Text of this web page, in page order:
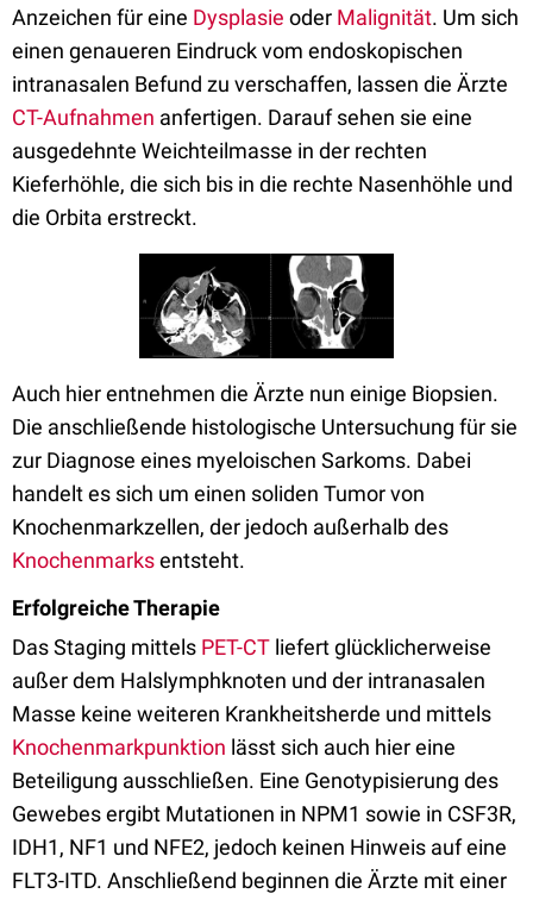
Anzeichen für eine Dysplasie oder Malignität. Um sich
einen genaueren Eindruck vom endoskopischen
intranasalen Befund zu verschaffen, lassen die Ärzte
CT-Aufnahmen anfertigen. Darauf sehen sie eine
ausgedehnte Weichteilmasse in der rechten
Kieferhöhle, die sich bis in die rechte Nasenhöhle und
die Orbita erstreckt.
Auch hier entnehmen die Ärzte nun einige Biopsien.
Die anschließende histologische Untersuchung für sie
zur Diagnose eines myeloischen Sarkoms. Dabei
handelt es sich um einen soliden Tumor von
Knochenmarkzellen, der jedoch außerhalb des
Knochenmarksentsteht.
Erfolgreiche Therapie
Das Staging mittels PET-CT liefert glücklicherweise
außer dem Halslymphknoten und der intranasalen
Masse keine weiteren Krankheitsherde und mittels
Knochenmarkpunktion lässt sich auch hier eine
Beteiligung ausschließen. Eine Genotypisierung des
Gewebes ergibt Mutationen in NPM1 sowie in CSF3R,
IDH1, NF1 und NFE2, jedoch keinen Hinweis auf eine
FLT3-ITD. Anschließend beginnen die Ärzte mit einer